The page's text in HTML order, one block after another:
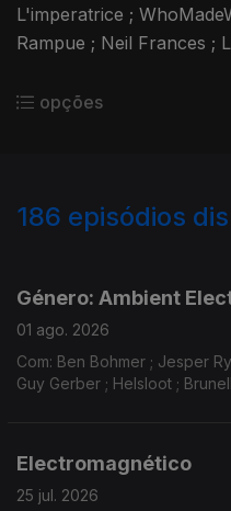
L'imperatrice ;
Rampue ; Neil Frances ;
opções
186 episódios
Género: Ambient
01 ago. 2026
Com: Ben Bohmer ; Jesper
Guy Gerber ; Helsloot ;
Electromagnético
25 jul. 2026